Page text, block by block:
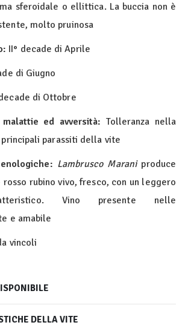
sferoidale o ellittica. La buccia non è
molto pruinosa
II° decade di Aprile
di Giugno
di Ottobre
ed avversità: Tolleranza nella
parassiti della vite
Lambrusco Maraniproduce
rubino vivo, fresco, con un leggero
Vino presente nelle
e amabile
vincoli
DELLA VITE